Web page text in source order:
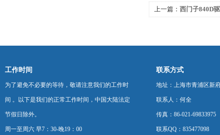
上一篇： 西门子840D
工作时间
为了避免不必要的等待，敬请注意我们的工作时
间 。以下是我们的正常工作时间，中国大陆法定
节假日除外。
周一至周六 早7：30-晚19：00
联系方式
地址：上海市青浦区新
联系人：何全
传真：86-021-69833975
联系QQ：835477098